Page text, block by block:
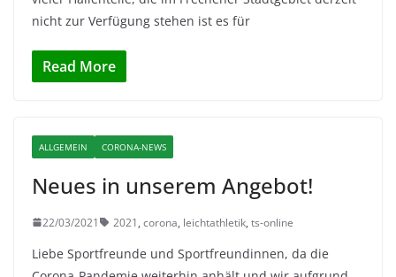
nicht zur Verfügung stehen ist es für
Read More
ALLGEMEIN CORONA-NEWS
Neues in unserem Angebot!
22/03/2021 2021, corona, leichtathletik, ts-online
Liebe Sportfreunde und Sportfreundinnen, da die